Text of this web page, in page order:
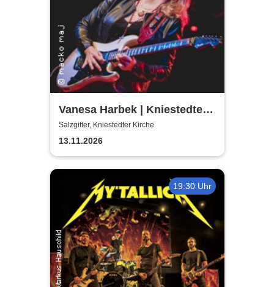
Vanesa Harbek | Kniestedter
Kirche
Salzgitter, Kniestedter Kirche
13.11.2026
19:30 Uhr